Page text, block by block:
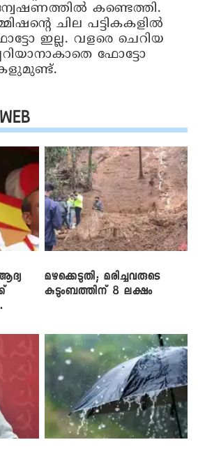
കണ്ടെത്തി.
ചില പട്ടികകളിൽ
ഇല്ല. വളരെ ചെറിയ
ഫോട്ടോ
മഴക്കെടുതി; മരിച്ചവരുടെ
കുടുംബത്തിന് 8 ലക്ഷം